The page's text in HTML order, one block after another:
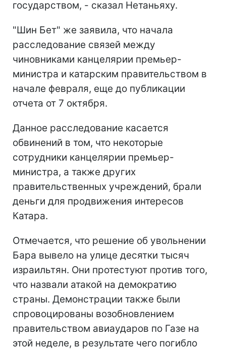
государством, - сказал Нетаньяху.
"Шин Бет" же заявила, что начала
расследование связей между
чиновниками канцелярии премьер-
министра и катарским правительством в
начале февраля, еще до публикации
отчета от 7 октября.
Данное расследование касается
обвинений в том, что некоторые
сотрудники канцелярии премьер-
министра, а также других
правительственных учреждений, брали
деньги для продвижения интересов
Катара.
Отмечается, что решение об увольнении
Бара вывело на улице десятки тысяч
израильтян. Они протестуют против того,
что назвали атакой на демократию
страны. Демонстрации также были
спровоцированы возобновлением
правительством авиаударов по Газе на
этой неделе, в результате чего погибло